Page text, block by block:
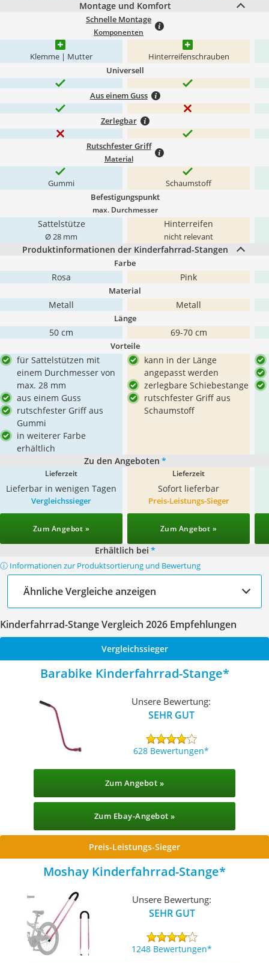
Montage und Komfort
Schnelle Montage
Komponenten
Klemme | Mutter Hinterreifenschrauben
Universell
Aus einem Guss
Zerlegbar
Rutschfester Griff
Material
Gummi Schaumstoff
Befestigungspunkt
max. Durchmesser
Sattelstütze
Ø 28 mm
Hinterreifen
nicht relevant
Produktinformationen der Kinderfahrrad-Stangen
Farbe
Rosa Pink
Material
Metall Metall
Länge
50 cm 69-70 cm
Vorteile
für Sattelstützen mit
einem Durchmesser von
max. 28 mm
aus einem Guss
rutschfester Griff aus
Gummi
in weiterer Farbe
erhältlich
kann in der Länge
angepasst werden
zerlegbare Schiebestange
rutschfester Griff aus
Schaumstoff
Zu den Angeboten *
Lieferzeit
Lieferbar in wenigen Tagen
Lieferzeit
Sofort lieferbar
Vergleichssieger
Zum Angebot »
Preis-Leistungs-Sieger
Zum Angebot »
Erhältlich bei *
ⓘ Informationen zur Produktsortierung und Bewertung
Ähnliche Vergleiche anzeigen
Kinderfahrrad-Stange Vergleich 2026 Empfehlungen
Vergleichssieger
Barabike Kinderfahrrad-Stange
Unsere Bewertung:
SEHR GUT
628 Bewertungen
Zum Angebot »
Zum Ebay-Angebot »
Preis-Leistungs-Sieger
Moshay Kinderfahrrad-Stange
Unsere Bewertung:
SEHR GUT
1248 Bewertungen